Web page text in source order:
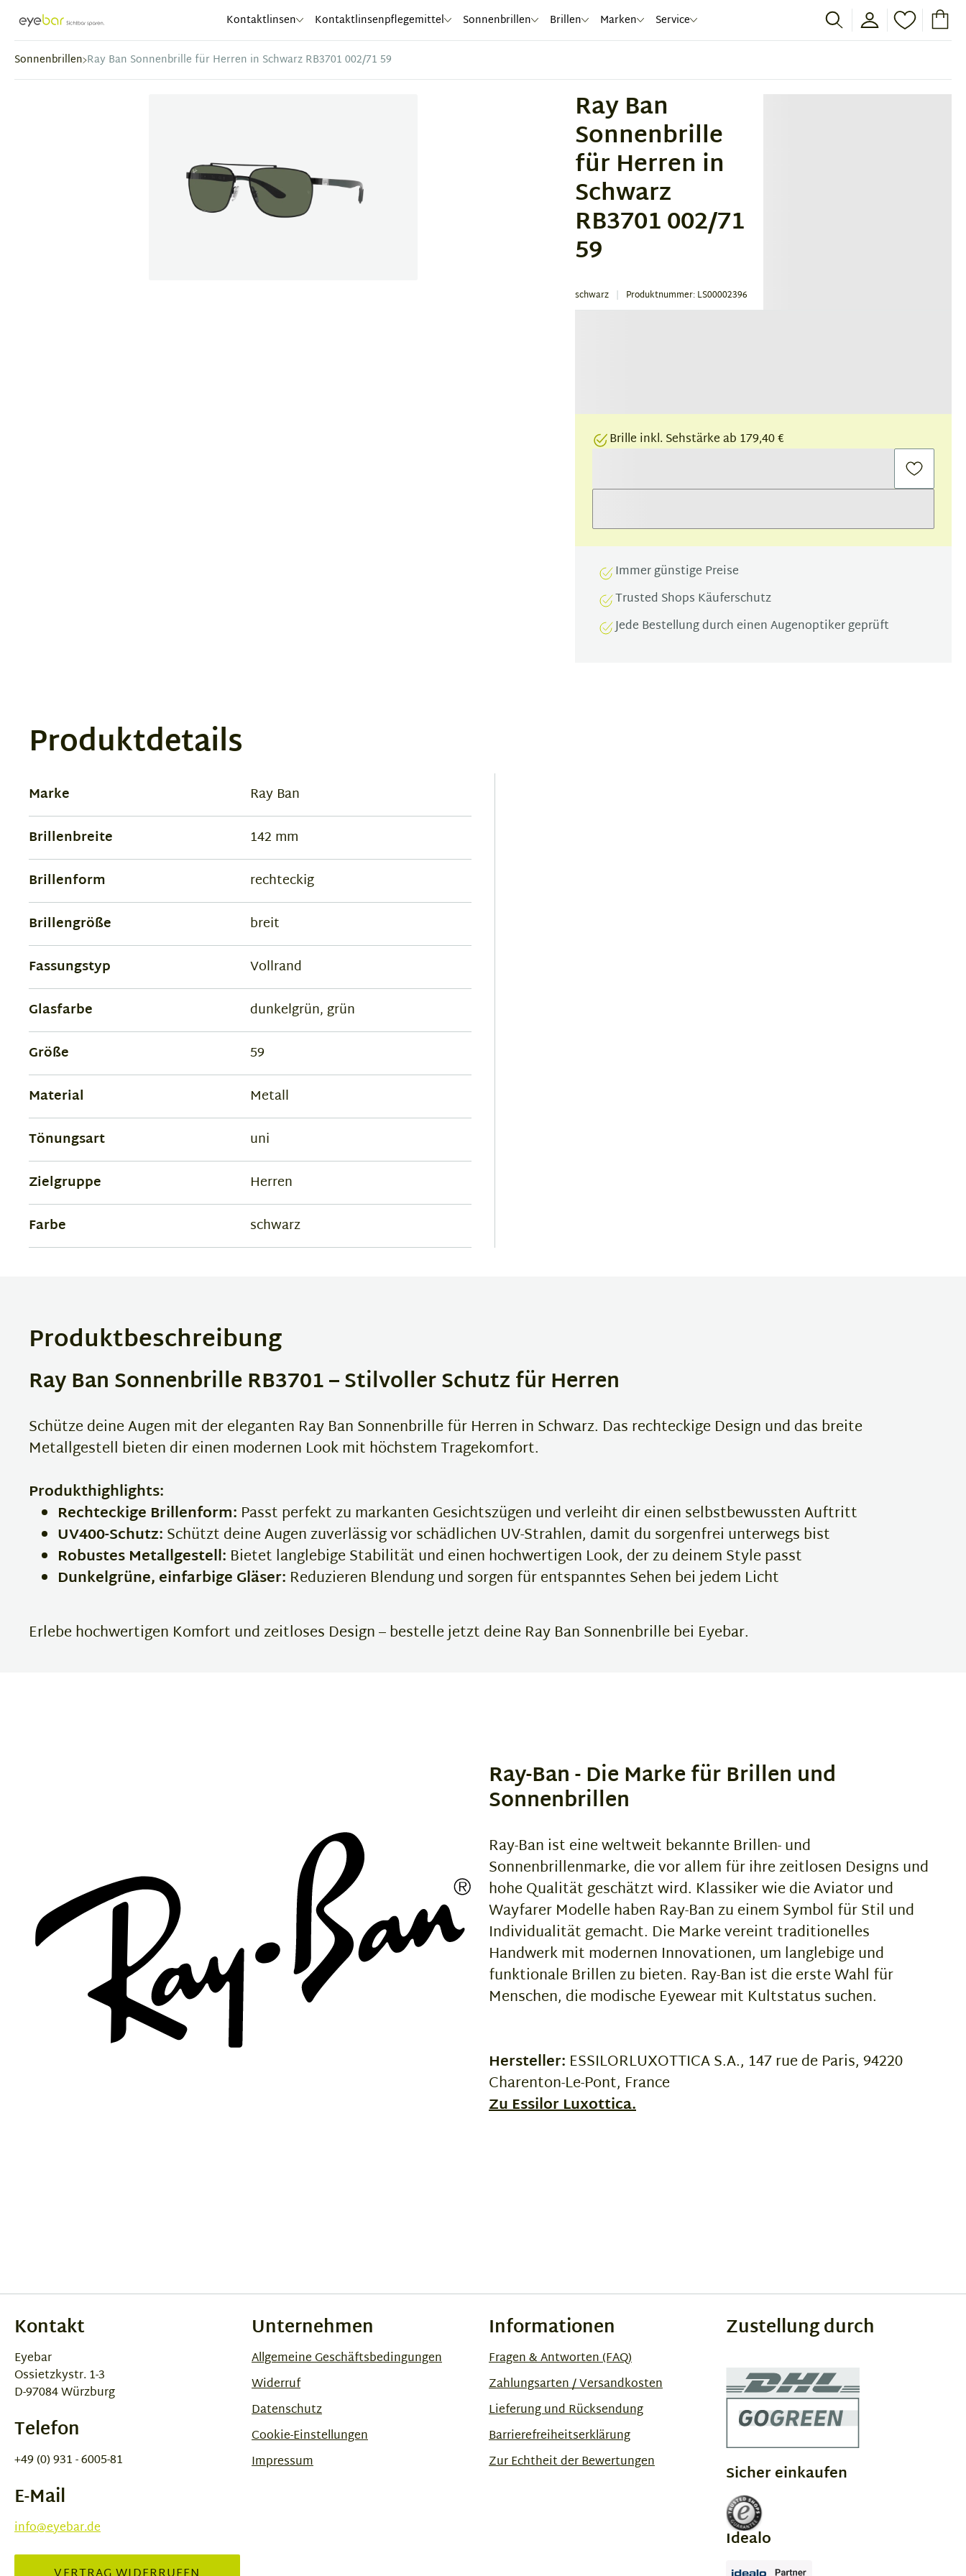
Abele Optic Kontaktlinsen Kontaktlinsenpflegemittel Sonnenbrillen Brillen Marken Service
Sonnenbrillen Ray Ban Sonnenbrille für Herren in Schwarz RB3701 002/71 59
Ray Ban
Sonnenbrille
für Herren in
Schwarz
RB3701 002/71
59
schwarz Produktnummer: LS00002396
Brille inkl. Sehstärke ab 179,40 €
Immer günstige Preise
Trusted Shops Käuferschutz
Jede Bestellung durch einen Augenoptiker geprüft
Produktdetails
Marke
Ray Ban
Brillenbreite
142 mm
Brillenform
rechteckig
Brillengröße
breit
Fassungstyp
Vollrand
Glasfarbe
dunkelgrün, grün
Größe
59
Material
Metall
Tönungsart
uni
Zielgruppe
Herren
Farbe
schwarz
Produktbeschreibung
Ray Ban Sonnenbrille RB3701 – Stilvoller Schutz für Herren
Schütze deine Augen mit der eleganten Ray Ban Sonnenbrille für Herren in Schwarz. Das rechteckige Design und das breite
Metallgestell bieten dir einen modernen Look mit höchstem Tragekomfort.
Produkthighlights:
Rechteckige Brillenform: Passt perfekt zu markanten Gesichtszügen und verleiht dir einen selbstbewussten Auftritt
UV400-Schutz:Schützt deine Augen zuverlässig vor schädlichen UV-Strahlen, damit du sorgenfrei unterwegs bist
Robustes Metallgestell: Bietet langlebige Stabilität und einen hochwertigen Look, der zu deinem Style passt
Dunkelgrüne, einfarbige Gläser: Reduzieren Blendung und sorgen für entspanntes Sehen bei jedem Licht
Erlebe hochwertigen Komfort und zeitloses Design – bestelle jetzt deine Ray Ban Sonnenbrille bei Eyebar.
Ray-Ban - Die Marke für Brillen und
Sonnenbrillen
Ray-Ban ist eine weltweit bekannte Brillen- und
Sonnenbrillenmarke, die vor allem für ihre zeitlosen Designs und
hohe Qualität geschätzt wird. Klassiker wie die Aviator und
Wayfarer Modelle haben Ray-Ban zu einem Symbol für Stil und
Individualität gemacht. Die Marke vereint traditionelles
Handwerk mit modernen Innovationen, um langlebige und
funktionale Brillen zu bieten. Ray-Ban ist die erste Wahl für
Menschen, die modische Eyewear mit Kultstatus suchen.
Hersteller: ESSILORLUXOTTICA S.A., 147 rue de Paris, 94220
Charenton-Le-Pont, France
Zu Essilor Luxottica.
Kontakt
Eyebar
Ossietzkystr. 1-3
D-97084 Würzburg
Telefon
+49 (0) 931 - 6005-81
E-Mail
info@eyebar.de
Unternehmen
Allgemeine Geschäftsbedingungen
Widerruf
Datenschutz
Cookie-Einstellungen
Impressum
Informationen
Fragen & Antworten (FAQ)
Zahlungsarten / Versandkosten
Lieferung und Rücksendung
Barrierefreiheitserklärung
Zur Echtheit der Bewertungen
Zustellung durch
Sicher einkaufen
Idealo